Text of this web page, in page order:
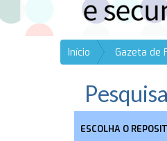
Início Gazeta de
ESCOLHA O